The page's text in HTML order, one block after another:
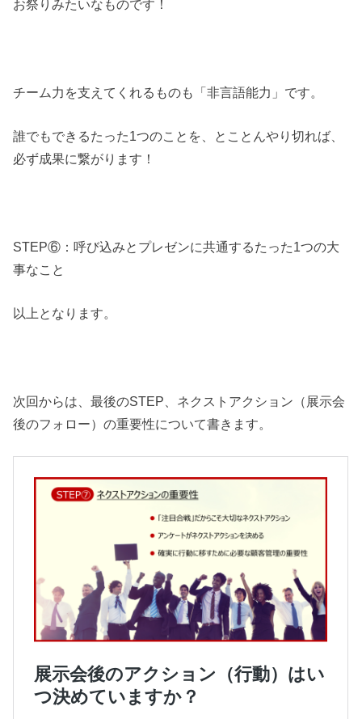
お祭りみたいなものです！
チーム力を支えてくれるものも「非言語能力」です。
誰でもできるたった1つのことを、とことんやり切れば、
必ず成果に繋がります！
STEP⑥：呼び込みとプレゼンに共通するたった1つの大
事なこと
以上となります。
次回からは、最後のSTEP、ネクストアクション（展示会
後のフォロー）の重要性について書きます。